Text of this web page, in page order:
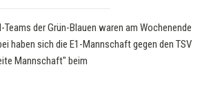
der Grün-Blauen waren am Wochenende
haben sich die E1-Mannschaft gegen den TSV
Mannschaft" beim